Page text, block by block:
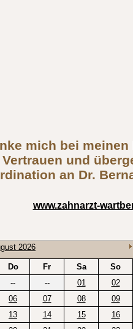
mich bei
und
an Dr.
www.zahnarzt-
2026
Do Fr Sa
So
-- -- 01
02
06 07 08
09
13 14 15
16